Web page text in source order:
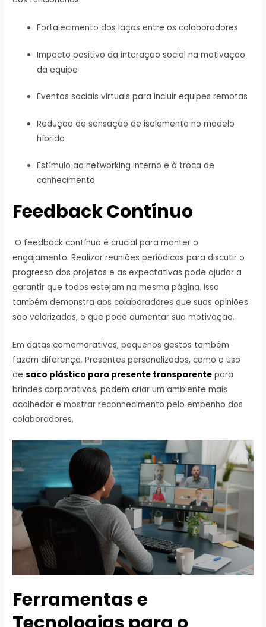
Fortalecimento dos laços entre os colaboradores
Impacto positivo da interação social na motivação
da equipe
Eventos sociais virtuais para incluir equipes remotas
Redução da sensação de isolamento no modelo
híbrido
Estímulo ao networking interno e à troca de
conhecimento
Feedback Contínuo
O feedback contínuo é crucial para manter o
engajamento. Realizar reuniões periódicas para discutir o
progresso dos projetos e as expectativas pode ajudar a
garantir que todos estejam na mesma página. Isso
também demonstra aos colaboradores que suas opiniões
são valorizadas, o que pode aumentar sua motivação.
Em datas comemorativas, pequenos gestos também
fazem diferença. Presentes personalizados, como o uso
desaco plástico para presente transparente para
brindes corporativos, podem criar um ambiente mais
acolhedor e mostrar reconhecimento pelo empenho dos
colaboradores.
Ferramentas e